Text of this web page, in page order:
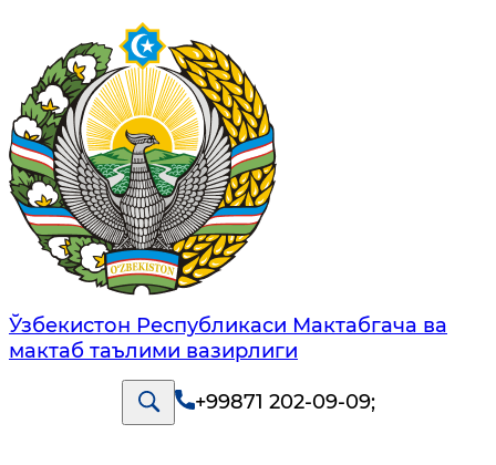
Ўзбекистон Республикаси Мактабгача ва
мактаб таълими вазирлиги
+99871 202-09-09;